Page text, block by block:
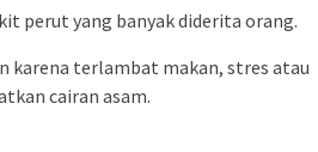
perut yang banyak diderita orang.
karena terlambat makan, stres atau
cairan asam.